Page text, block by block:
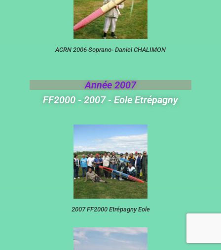
ACRN 2006 Soprano- Daniel CHALIMON
Année 2007
FF2000 - 2007 - Eole Etrépagny
2007 FF2000 Etrépagny Eole